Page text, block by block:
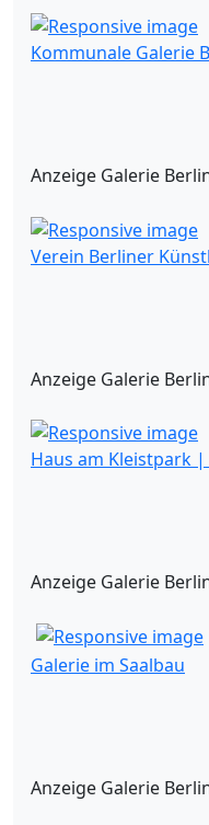
Kommunale Galerie
Anzeige Galerie
Verein Berliner
Anzeige Galerie
Haus am Kleistpark
Anzeige Galerie
Galerie im Saalbau
Anzeige Galerie